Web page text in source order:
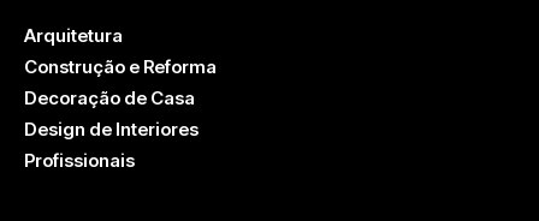
Arquitetura
Construção e Reforma
Decoração de Casa
Design de Interiores
Profissionais